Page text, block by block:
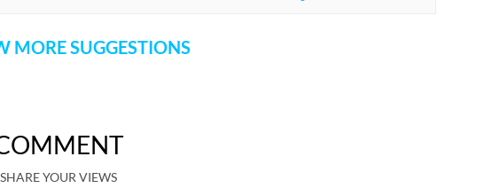
MORE SUGGESTIONS
SHARE YOUR VIEWS